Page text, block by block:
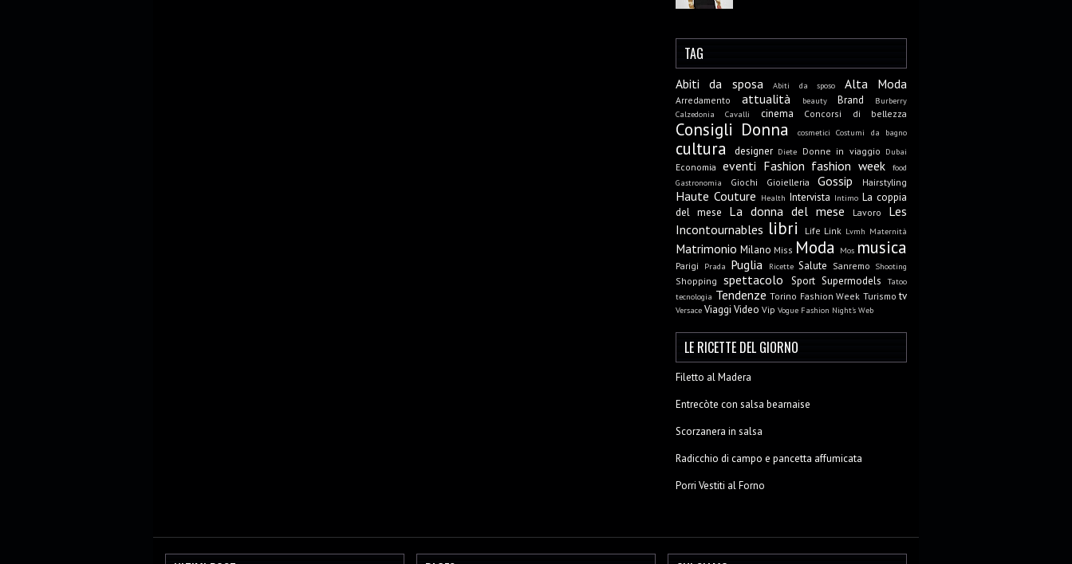
TAG
Abiti da sposa Abiti da sposo Alta Moda
Arredamento attualità beauty Brand
Burberry
Calzedonia
Cavalli cinema Concorsi di bellezza
Consigli Donna cosmetici Costumi da bagno
cultura designer Diete Donne in viaggio Dubai
Economia eventi Fashion fashion week
food
Gastronomia
Giochi Gioielleria Gossip Hairstyling
Haute Couture Health Intervista Intimo La coppia
del mese
La donna del mese Lavoro
Les
Incontournables libri Life Link Lvmh Maternità
Matrimonio Milano Miss Moda Mos musica
Parigi Prada Puglia Ricette Salute Sanremo Shooting
Shopping spettacolo Sport Supermodels
Tatoo
tecnologia Tendenze Torino Fashion Week Turismo tv
Versace Viaggi Video Vip Vogue Fashion Night's Web
LE RICETTE DEL GIORNO
Filetto al Madera
Entrecòte con salsa bearnaise
Scorzanera in salsa
Radicchio di campo e pancetta affumicata
Porri Vestiti al Forno